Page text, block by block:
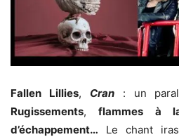
Fallen Lillies, Cran: un
Rugissements,flammes à
d’échappement… Le chant